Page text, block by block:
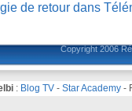
de retour dans
Copyright 2006
: Blog TV- Star Academy-